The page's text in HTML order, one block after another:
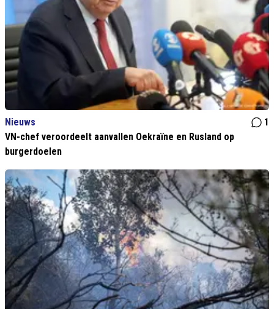
Nieuws
1
VN-chef veroordeelt aanvallen Oekraïne en Rusland op
burgerdoelen